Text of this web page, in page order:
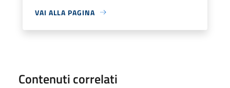
VAI ALLA PAGINA
Contenuti correlati